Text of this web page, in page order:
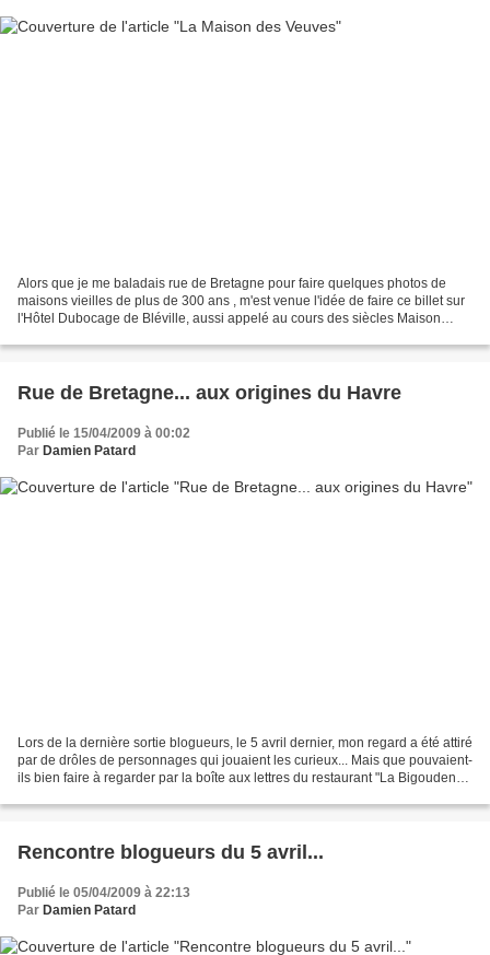
Alors que je me baladais rue de Bretagne pour faire quelques photos de
maisons vieilles de plus de 300 ans , m'est venue l'idée de faire ce billet sur
l'Hôtel Dubocage de Bléville, aussi appelé au cours des siècles Maison
Rue de Bretagne... aux origines du Havre
Publié le 15/04/2009 à 00:02
Par Damien Patard
Lors de la dernière sortie blogueurs, le 5 avril dernier, mon regard a été attiré
par de drôles de personnages qui jouaient les curieux... Mais que pouvaient-
ils bien faire à regarder par la boîte aux lettres du restaurant "La Bigouden" ?
Rencontre blogueurs du 5 avril...
Publié le 05/04/2009 à 22:13
Par Damien Patard